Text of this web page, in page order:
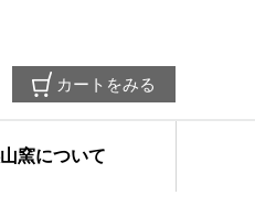
カートをみる
窯について